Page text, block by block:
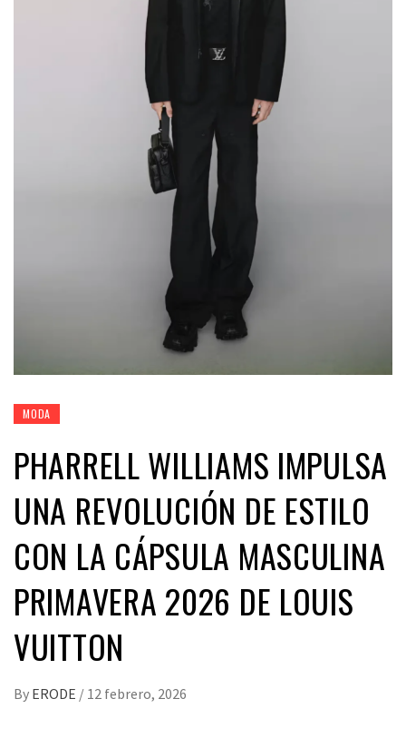
MODA
PHARRELL WILLIAMS IMPULSA
UNA REVOLUCIÓN DE ESTILO
CON LA CÁPSULA MASCULINA
PRIMAVERA 2026 DE LOUIS
VUITTON
By ERODE / 12 febrero, 2026